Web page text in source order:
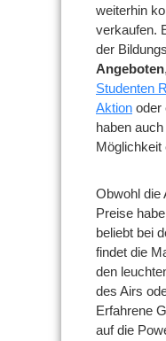
weiterhin
verkaufen.
der
Angeboten
Studenten
Aktion oder
haben
Möglichkeit
Obwohl die
Preise
beliebt bei
findet die
den
des Airs
Erfahrene
auf die